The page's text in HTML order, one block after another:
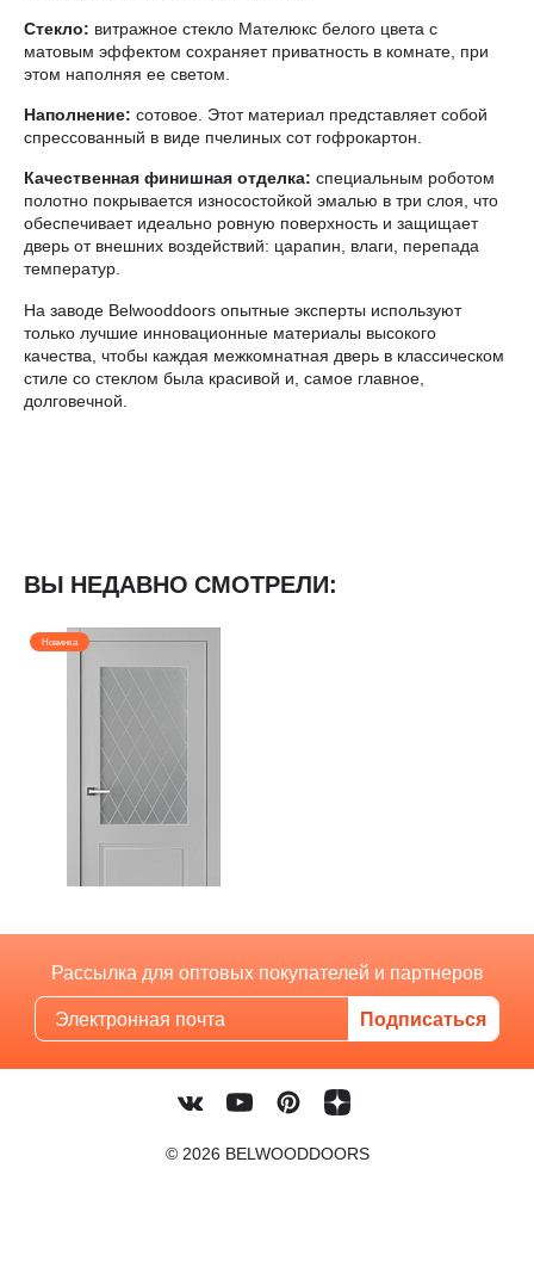
Стекло: витражное стекло Мателюкс белого цвета с
матовым эффектом сохраняет приватность в комнате, при
этом наполняя ее светом.
Наполнение: сотовое. Этот материал представляет собой
спрессованный в виде пчелиных сот гофрокартон.
Качественная финишная отделка: специальным роботом
полотно покрывается износостойкой эмалью в три слоя, что
обеспечивает идеально ровную поверхность и защищает
дверь от внешних воздействий: царапин, влаги, перепада
температур.
На заводе Belwooddoors опытные эксперты используют
только лучшие инновационные материалы высокого
качества, чтобы каждая межкомнатная дверь в классическом
стиле со стеклом была красивой и, самое главное,
долговечной.
ВЫ НЕДАВНО СМОТРЕЛИ:
Новинка
Рассылка для оптовых покупателей и партнеров
© 2026 BELWOODDOORS